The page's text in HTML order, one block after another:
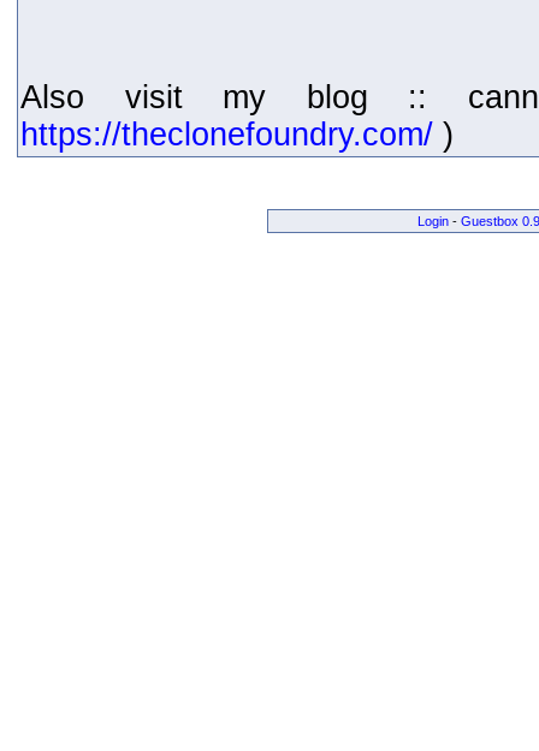
Also visit my blog ::
https://theclonefoundry.com/ )
Login- Guestbox